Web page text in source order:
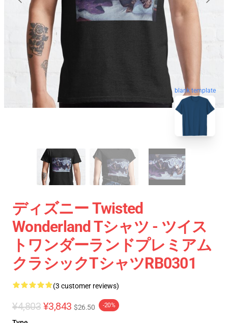
blank template
ディズニー Twisted
Wonderland Tシャツ - ツイス
トワンダーランドプレミアム
クラシックTシャツRB0301
(3 customer reviews)
¥4,803 ¥3,843 $26.50 -20%